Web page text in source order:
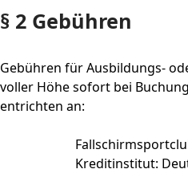
§ 2 Gebühren
Gebühren für Ausbildungs-
voller Höhe sofort bei
entrichten an:
Kreditinstitut: